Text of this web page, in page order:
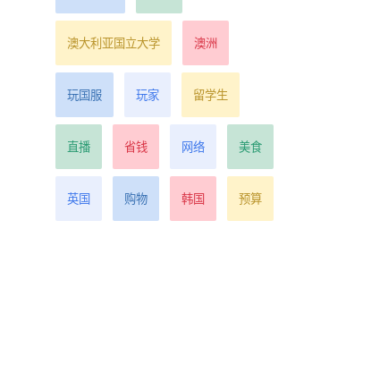
澳大利亚国立大学 澳洲
玩国服 玩家 留学生
直播 省钱 网络 美食
英国 购物 韩国 预算